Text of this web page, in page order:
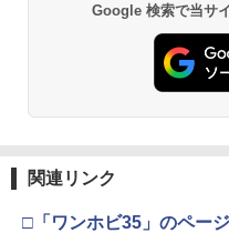
Po
ライ
￥
ンケ
￥715
トヨ
バル
バル
4
RG 機
東京
USP
￥
4
￥4,761
プレ
￥
型用接
Google 検索で当サ
関連リンク
□「ワンホビ35」のページ